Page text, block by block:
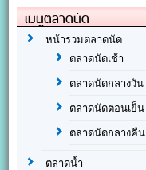
เมนูตลาดนัด
หน้ารวมตลาดนัด
ตลาดนัดเช้า
ตลาดนัดกลางวัน
ตลาดนัดตอนเย็น
ตลาดนัดกลางคืน
ตลาดน้ำ